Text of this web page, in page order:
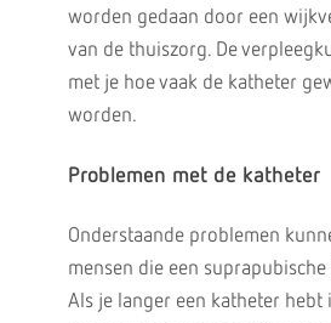
worden gedaan door een
van de thuiszorg. De
met je hoe vaak de katheter
worden.
Problemen met de katheter
Onderstaande problemen
mensen die een
Als je langer een katheter hebt